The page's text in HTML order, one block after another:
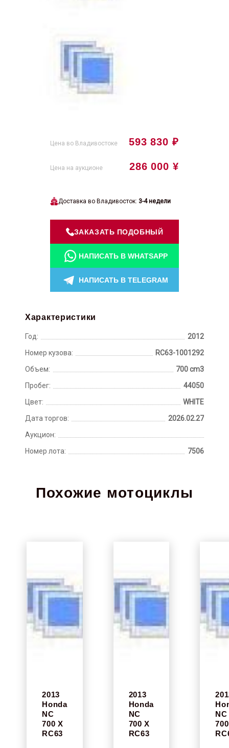
593 830 ₽
Цена во Владивостоке
286 000 ¥
Цена на аукционе
Доставка во Владивосток: 3-4 недели
ЗАКАЗАТЬ ПОДОБНЫЙ
НАПИСАТЬ В WHATSAPP
НАПИСАТЬ В TELEGRAM
Характеристики
Год:
2012
Номер кузова:
RC63-1001292
Объем:
700 cm3
Пробег:
44050
Цвет:
WHITE
Дата торгов:
2026.02.27
Аукцион:
Номер лота:
7506
Похожие мотоциклы
2013
Honda
NC
700 X
RC63
2013
Honda
NC
700 X
RC63
NC